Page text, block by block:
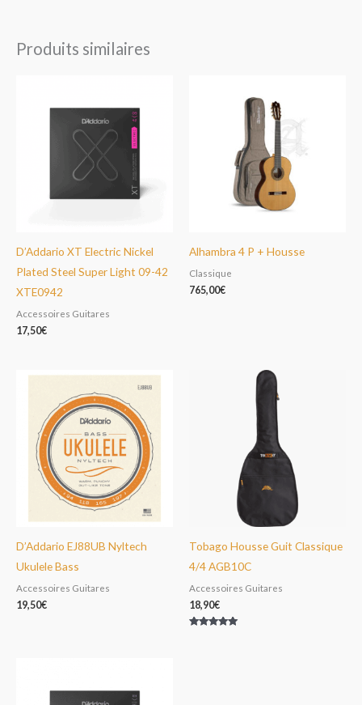
Produits similaires
D’Addario XT Electric Nickel
Plated Steel Super Light 09-42
XTE0942
Accessoires Guitares
17,50€
Alhambra 4 P + Housse
Classique
765,00€
D’Addario EJ88UB Nyltech
Ukulele Bass
Accessoires Guitares
19,50€
Tobago Housse Guit Classique
4/4 AGB10C
Accessoires Guitares
18,90€